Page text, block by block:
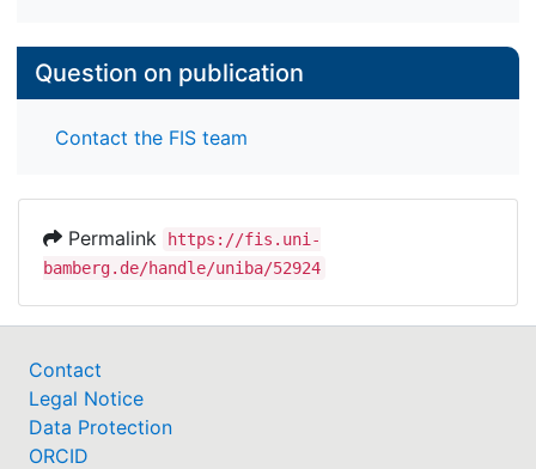
Question on publication
Contact the FIS team
Permalink
https://fis.uni-
bamberg.de/handle/uniba/52924
Contact
Legal Notice
Data Protection
ORCID